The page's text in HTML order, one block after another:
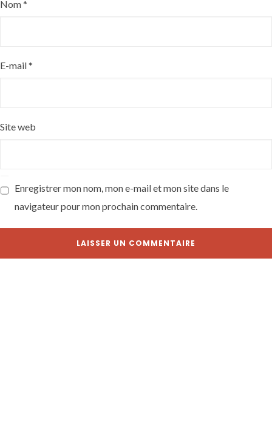
Nom*
E-mail*
Site web
Enregistrer mon nom, mon e-mail et mon site dans le
navigateur pour mon prochain commentaire.